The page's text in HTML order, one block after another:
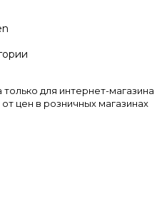
для интернет-магазина
цен в розничных магазинах